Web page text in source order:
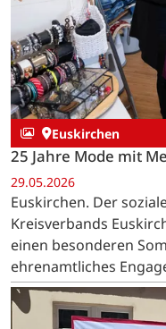
Euskirchen
25 Jahre Mode mit
29.05.2026
Euskirchen. Der
Kreisverbands
einen besonderen
ehrenamtliches
gelebte
Euskirchen. …